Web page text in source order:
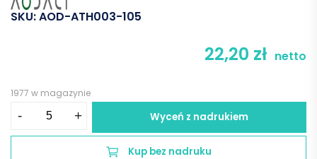
SKU:AOD-ATH003-105
22,20 zł netto
1977 w magazynie
- + Wyceń z nadrukiem
Kup bez nadruku